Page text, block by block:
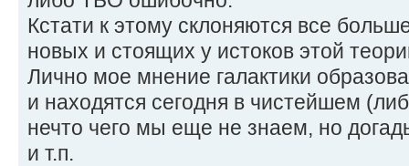
Кстати к этому склоняются все
новых и стоящих у истоков этой
Лично мое мнение галактики
и находятся сегодня в чистейшем
нечто чего мы еще не знаем, но
и т.п.